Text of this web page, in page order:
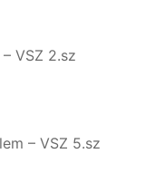
VSZ 2.sz
– VSZ 5.sz